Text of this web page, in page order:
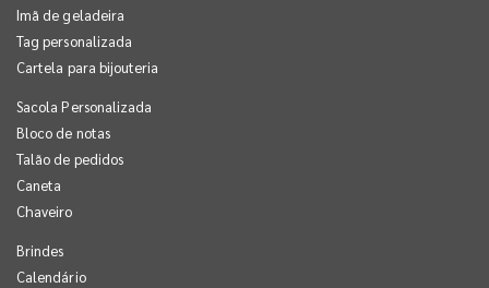
Imã de geladeira
Tag personalizada
Cartela para bijouteria
Sacola Personalizada
Bloco de notas
Talão de pedidos
Caneta
Chaveiro
Brindes
Calendário